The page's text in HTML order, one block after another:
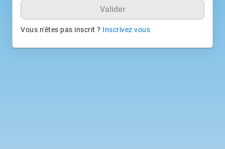
Valider
Vous n'êtes pas inscrit ? Inscrivez vous